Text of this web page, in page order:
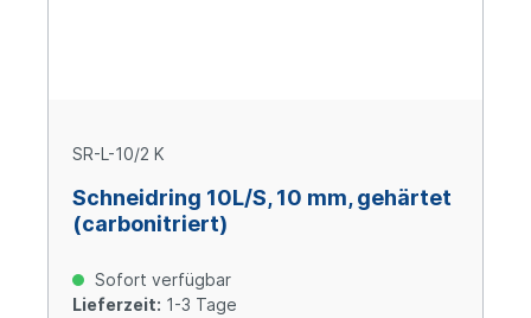
SR-L-10/2 K
Schneidring 10L/S, 10 mm, gehärtet
(carbonitriert)
Sofort verfügbar
Lieferzeit: 1-3 Tage